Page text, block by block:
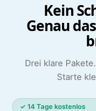
Kein
Genau
Drei klare
Starte
✓ 14 Tage kostenlos